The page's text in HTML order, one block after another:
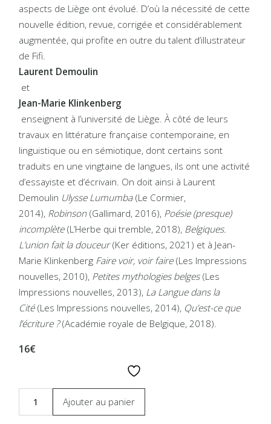
aspects de Liège ont évolué. D’où la nécessité de cette
nouvelle édition, revue, corrigée et considérablement
augmentée, qui profite en outre du talent d’illustrateur
de Fifi.
Laurent Demoulin
et
Jean-Marie Klinkenberg
enseignent à l’université de Liège. À côté de leurs
travaux en littérature française contemporaine, en
linguistique ou en sémiotique, dont certains sont
traduits en une vingtaine de langues, ils ont une activité
d’essayiste et d’écrivain. On doit ainsi à Laurent
Demoulin Ulysse Lumumba(Le Cormier,
2014), Robinson(Gallimard, 2016), Poésie (presque)
incomplète(L’Herbe qui tremble, 2018), Belgiques.
L’union fait la douceur(Ker éditions, 2021) et à Jean-
Marie Klinkenberg Faire voir, voir faire(Les Impressions
nouvelles, 2010), Petites mythologies belges(Les
Impressions nouvelles, 2013), La Langue dans la
Cité(Les Impressions nouvelles, 2014), Qu’est-ce que
l’écriture ?(Académie royale de Belgique, 2018).
16€
Ajouter au panier